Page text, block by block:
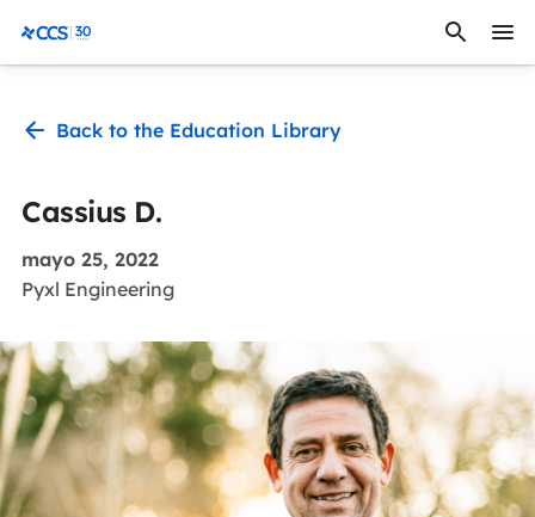
CCS Medical
Back to the Education Library
Cassius D.
mayo 25, 2022
Pyxl Engineering